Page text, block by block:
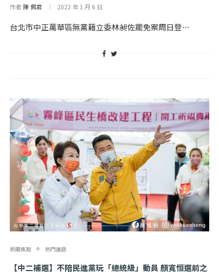
作者 陳 佩君 2022 年 1 月 6 日
台北市中正萬華區無黨籍立委林昶佐罷免案周日登…
新聞焦點 熱門議題
【中二補選】不陪民進黨玩「總統級」動員 顏寬恒選前之